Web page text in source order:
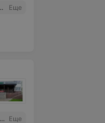
Еще
Еще